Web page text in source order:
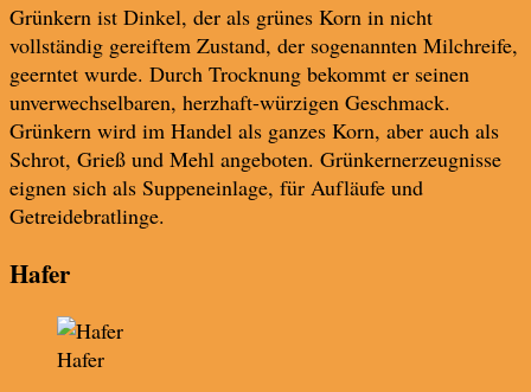
Grünkern ist Dinkel, der als grünes Korn in nicht
vollständig gereiftem Zustand, der sogenannten Milchreife,
geerntet wurde. Durch Trocknung bekommt er seinen
unverwechselbaren, herzhaft-würzigen Geschmack.
Grünkern wird im Handel als ganzes Korn, aber auch als
Schrot, Grieß und Mehl angeboten. Grünkernerzeugnisse
eignen sich als Suppeneinlage, für Aufläufe und
Getreidebratlinge.
Hafer
Hafer